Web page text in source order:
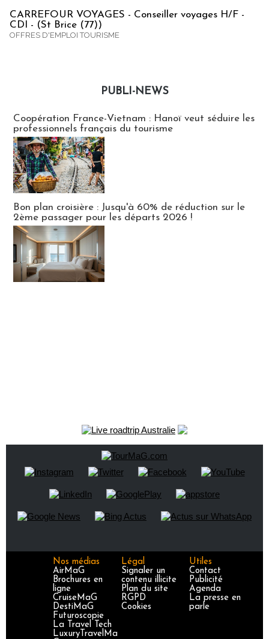
CARREFOUR VOYAGES - Conseiller voyages H/F -
CDI - (St Brice (77))
OFFRES D'EMPLOI TOURISME
PUBLI-NEWS
Coopération France-Vietnam : Hanoï veut séduire les
professionnels français du tourisme
Bon plan croisière : Jusqu'à 60% de réduction sur le
2ème passager pour les départs 2026 !
Nos médias
AirMaG
Brochures en
ligne
CruiseMaG
DestiMaG
Futuroscopie
La Travel Tech
LuxuryTravelMa
Légal
Signaler un
contenu illicite
Plan du site
RGPD
Cookies
Utiles
Contact
Publicité
Agenda
La presse en
parle